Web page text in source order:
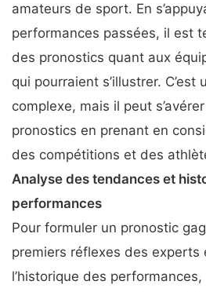
amateurs de sport. En
performances passées, il est
des pronostics quant aux
qui pourraient s’illustrer. C’est
complexe, mais il peut
pronostics en prenant en
des compétitions et des
Analyse des tendances et
performances
Pour formuler un pronostic
premiers réflexes des experts
l’historique des